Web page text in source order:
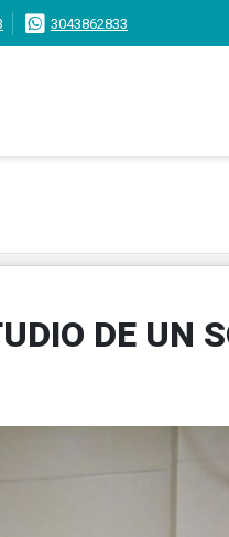
3043862833
DE UN